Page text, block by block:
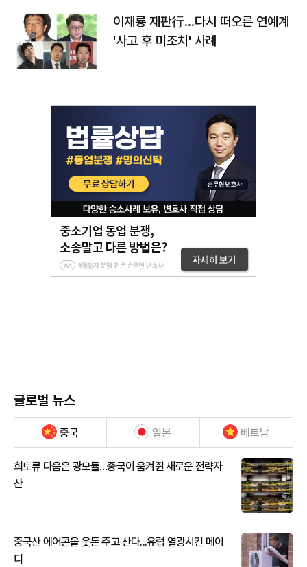
이재룡 재판行…다시 떠오른 연예계
'사고 후 미조치' 사례
글로벌 뉴스
중국 일본 베트남
희토류 다음은 광모듈…중국이 움켜쥔 새로운 전략자
산
중국산 에어콘을 웃돈 주고 산다...유럽 열광시킨 메이
디